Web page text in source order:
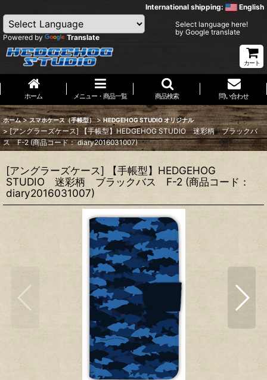
International shipping: English
Powered by Translate
Select language here!
by Google translate
カート
ホーム メニュー・商品一覧 商品検索 問い合わせ
ホーム > スマホケース（手帳型） > HEDGEHOG STUDIO オリジナル
> [アングラーズケース] 【手帳型】HEDGEHOG STUDIO 迷彩柄 ブラックバ
ス F-2 (商品コード： diary2016031007)
[アングラーズケース] 【手帳型】HEDGEHOG
STUDIO 迷彩柄 ブラックバス F-2 (商品コード：
diary2016031007)